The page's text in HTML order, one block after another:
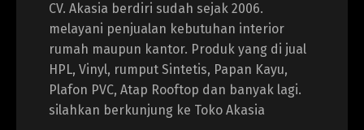
CV. Akasia berdiri sudah sejak 2006.
melayani penjualan kebutuhan interior
rumah maupun kantor. Produk yang di jual
HPL, Vinyl, rumput Sintetis, Papan Kayu,
Plafon PVC, Atap Rooftop dan banyak lagi.
silahkan berkunjung ke Toko Akasia